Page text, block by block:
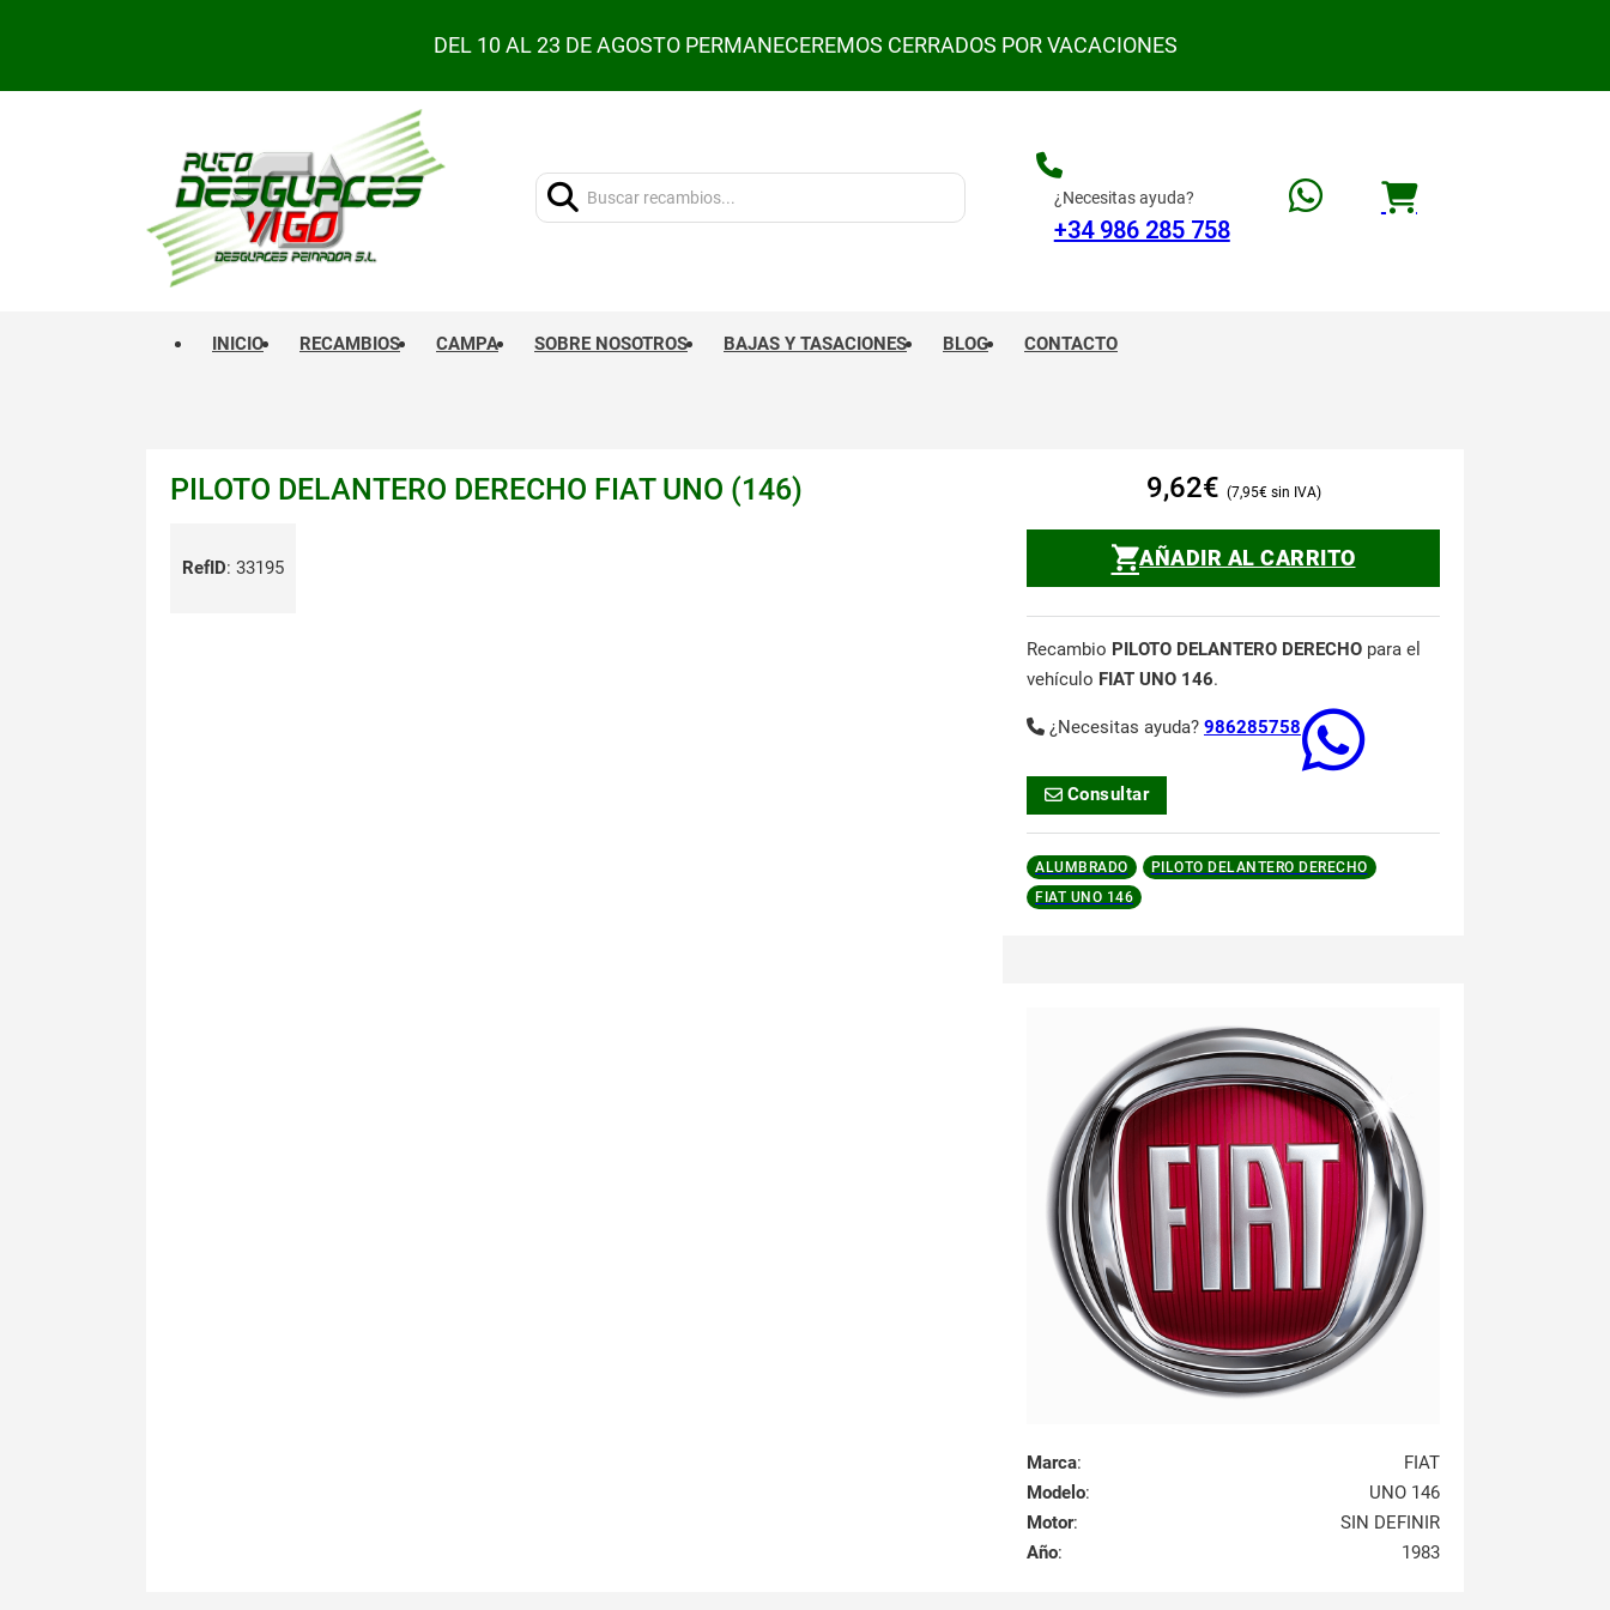
DEL 10 AL 23 DE AGOSTO PERMANECEREMOS CERRADOS POR VACACIONES
Buscar:
¿Necesitas ayuda?
+34 986 285 758
INICIO RECAMBIOS CAMPA SOBRE NOSOTROS BAJAS Y TASACIONES BLOG CONTACTO
PILOTO DELANTERO DERECHO FIAT UNO (146)
RefID: 33195
9,62€ 7,95€
AÑADIR AL CARRITO
Recambio PILOTO DELANTERO DERECHO para el
vehículo FIAT UNO 146.
¿Necesitas ayuda? 986285758
Consultar
ALUMBRADO
PILOTO DELANTERO DERECHO
FIAT UNO 146
Marca:
FIAT
Modelo:
UNO 146
Motor:
SIN DEFINIR
Año: 1983